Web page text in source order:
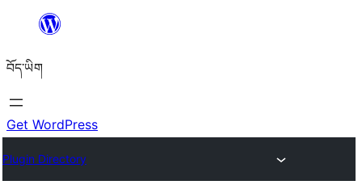
content
བོད་ཡིག
Get WordPress
Plugin Directory